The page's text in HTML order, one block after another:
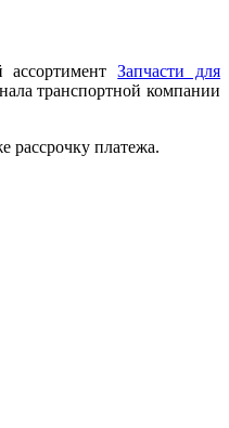
ассортиментЗапчасти для
транспортной компании
рассрочку платежа.